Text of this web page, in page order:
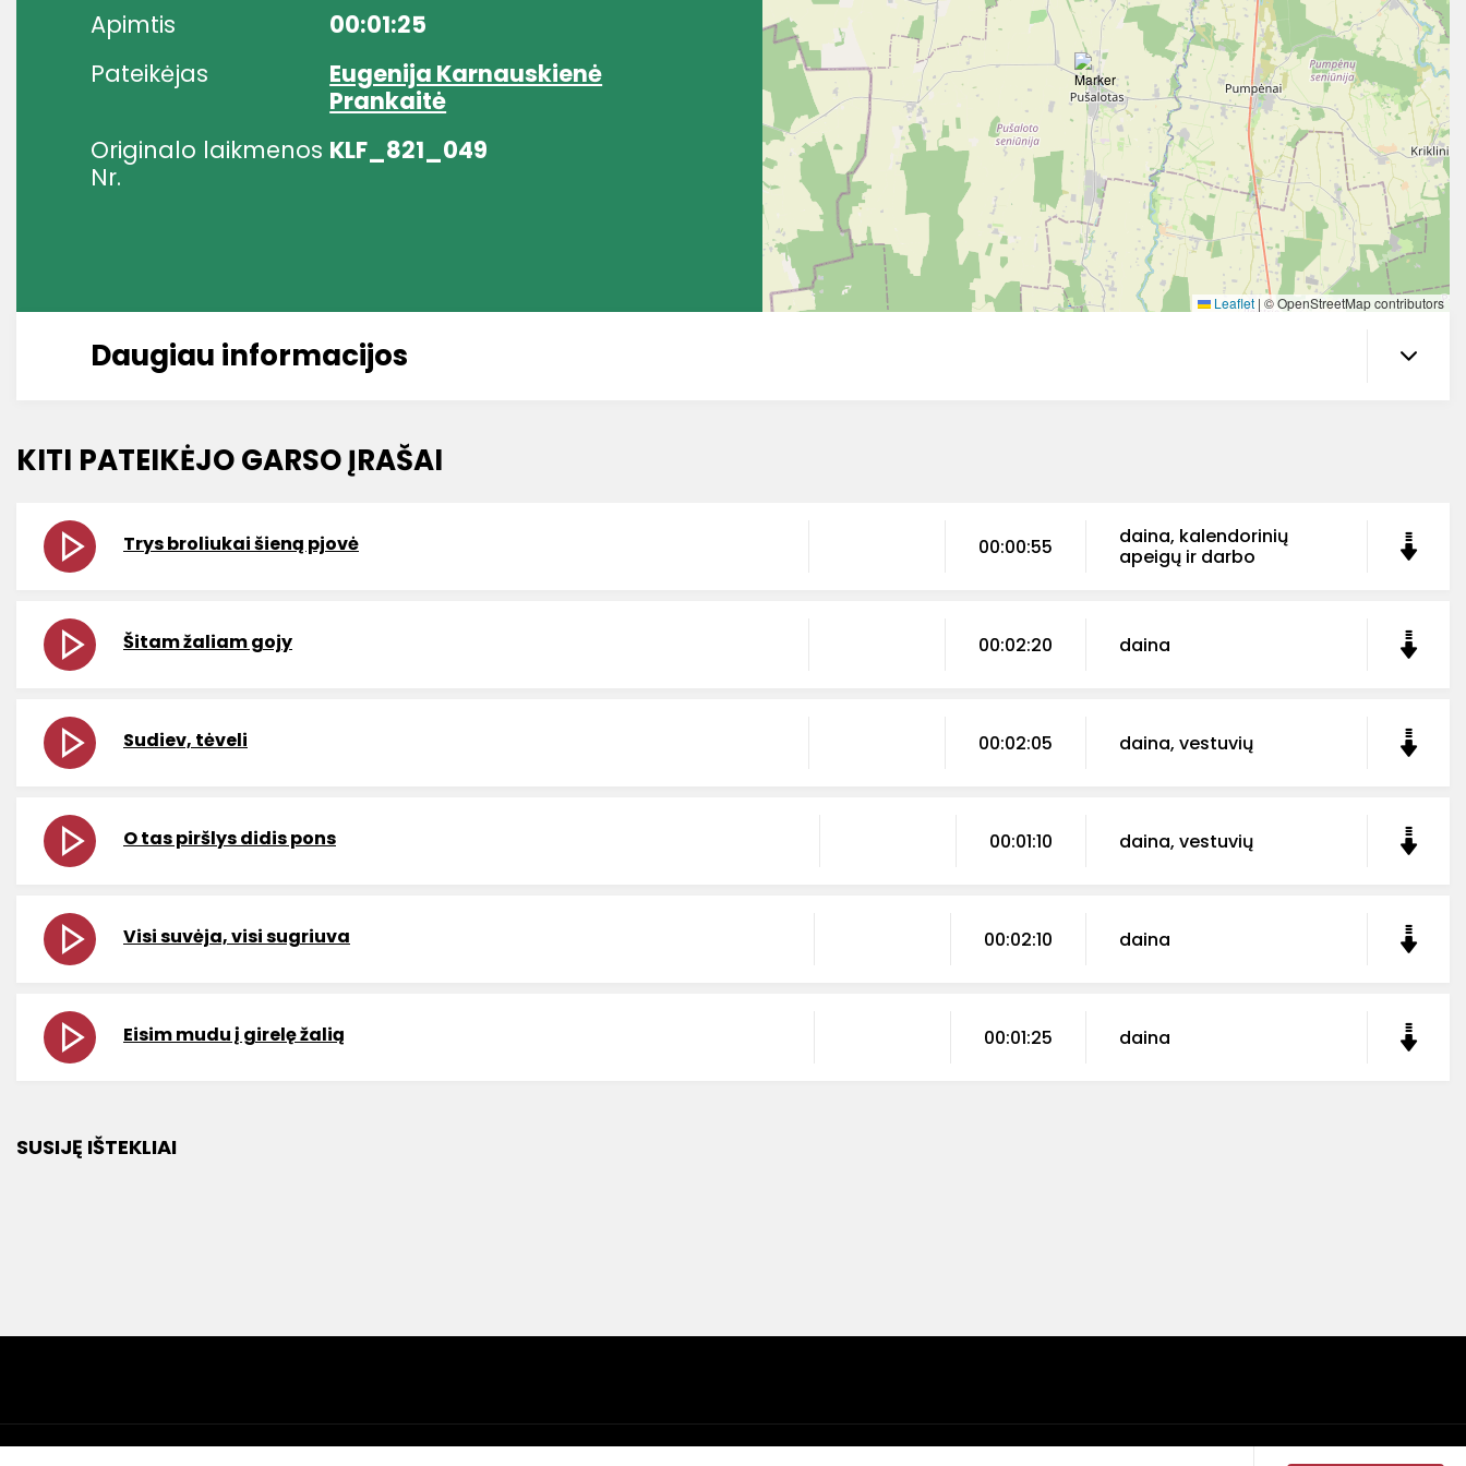
Apimtis
00:01:25
Pateikėjas
Eugenija Karnauskienė
Prankaitė
Originalo laikmenos
Nr.
KLF_821_049
Leaflet | © OpenStreetMap contributors
Daugiau informacijos
KITI PATEIKĖJO GARSO ĮRAŠAI
Trys broliukai šieną pjovė 00:00:55
daina, kalendorinių
apeigų ir darbo
Šitam žaliam gojy 00:02:20 daina
Sudiev, tėveli 00:02:05 daina, vestuvių
O tas piršlys didis pons 00:01:10 daina, vestuvių
Visi suvėja, visi sugriuva 00:02:10 daina
Eisim mudu į girelę žalią 00:01:25 daina
SUSIJĘ IŠTEKLIAI